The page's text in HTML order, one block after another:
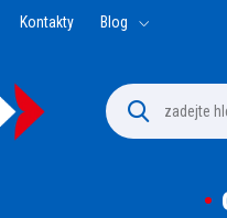
Kontakty Blog